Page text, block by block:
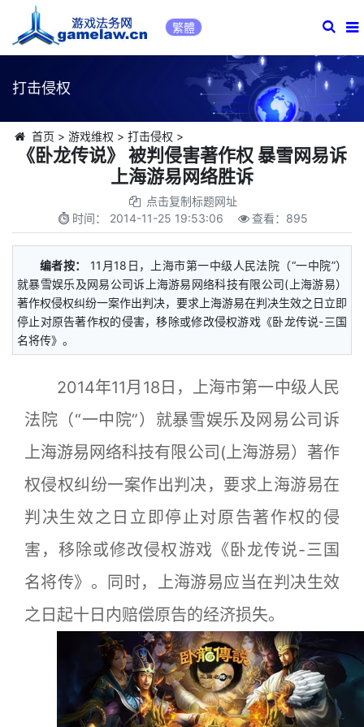
繁體
打击侵权
首页 > 游戏维权 > 打击侵权 >
《卧龙传说》 被判侵害著作权 暴雪网易诉
上海游易网络胜诉
点击复制标题网址
时间： 2014-11-25 19:53:06 查看： 895
编者按：
11月18日，上海市第一中级人民法院（“一中院”）
就暴雪娱乐及网易公司诉上海游易网络科技有限公司(上海游易）
著作权侵权纠纷一案作出判决，要求上海游易在判决生效之日立即
停止对原告著作权的侵害，移除或修改侵权游戏《卧龙传说-三国
名将传》。
2014年11月18日， 上海市第一中级人民
法院（“一中院”）就暴雪娱乐及网易公司诉
上海游易网络科技有限公司(上海游易）著作
权侵权纠纷一案作出判决，要求上海游易在
判决生效之日立即停止对原告著作权的侵
害，移除或修改侵权游戏《卧龙传说-三国
名将传》。同时，上海游易应当在判决生效
之日起十日内赔偿原告的经济损失。